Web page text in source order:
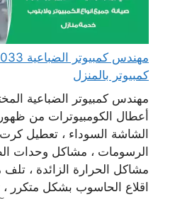
كمبيوتر بالمنزل
مهندس كمبيوتر الضباعية
أعطال الكومبيوترات من
الشاشة السوداء ، تعطيل
الرسومات ، مشاكل وحدات
مشاكل الحرارة الزائدة ، تلف
اقلاع الحاسوب بشكل متكرر ،